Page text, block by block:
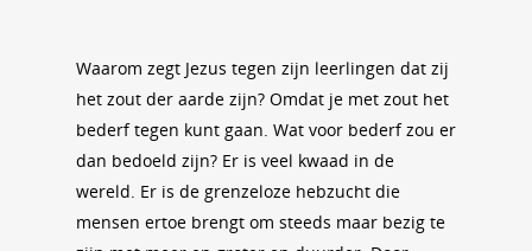
Waarom zegt Jezus tegen zijn leerlingen dat zij
het zout der aarde zijn? Omdat je met zout het
bederf tegen kunt gaan. Wat voor bederf zou er
dan bedoeld zijn? Er is veel kwaad in de
wereld. Er is de grenzeloze hebzucht die
mensen ertoe brengt om steeds maar bezig te